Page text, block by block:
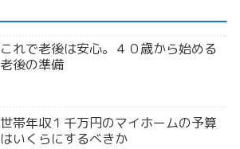
これで老後は安心。４０歳から始める
老後の準備
世帯年収１千万円のマイホームの予算
はいくらにするべきか